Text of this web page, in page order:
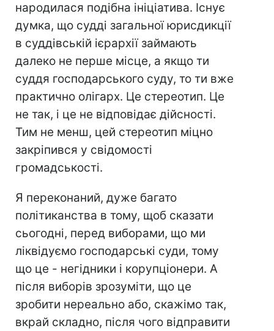
народилася подібна ініціатива. Існує
думка, що судді загальної юрисдикції
в суддівській ієрархії займають
далеко не перше місце, а якщо ти
суддя господарського суду, то ти вже
практично олігарх. Це стереотип. Це
не так, і це не відповідає дійсності.
Тим не менш, цей стереотип міцно
закріпився у свідомості
громадськості.
Я переконаний, дуже багато
політиканства в тому, щоб сказати
сьогодні, перед виборами, що ми
ліквідуємо господарські суди, тому
що це - негідники і корупціонери. А
після виборів зрозуміти, що це
зробити нереально або, скажімо так,
вкрай складно, після чого відправити